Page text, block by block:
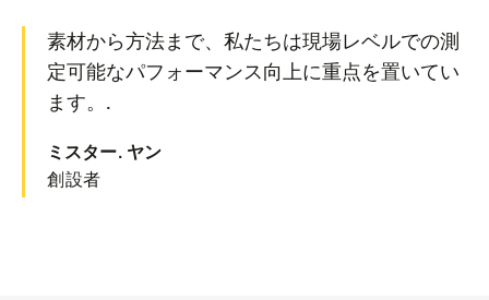
素材から方法まで、私たちは現場レベルでの測
定可能なパフォーマンス向上に重点を置いてい
ます。.
ミスター. ヤン
創設者